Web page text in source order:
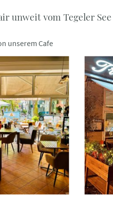
unweit vom Tegeler See
unserem Cafe